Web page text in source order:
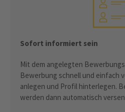
Sofort informiert sein
Mit dem angelegten
Bewerbung schnell und einfach
anlegen und Profil hinterlegen.
werden dann automatisch